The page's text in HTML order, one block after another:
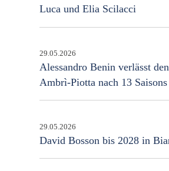
Luca und Elia Scilacci
29.05.2026
Alessandro Benin verlässt
Ambrì-Piotta nach 13 Saisons
29.05.2026
David Bosson bis 2028 in